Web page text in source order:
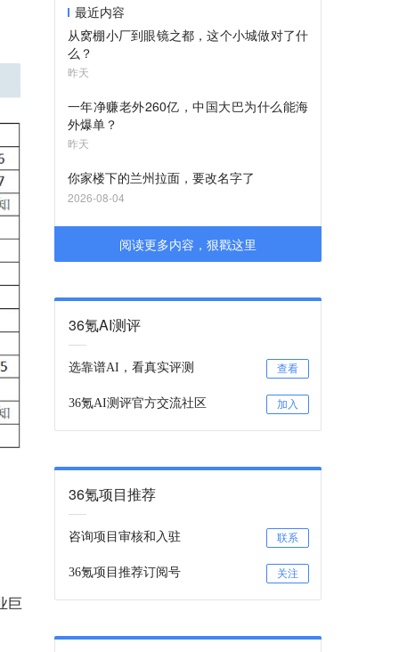
巨
最近内容
从窝棚小厂到眼镜之都，这个小城做对了什
么？
昨天
一年净赚老外260亿，中国大巴为什么能海
外爆单？
昨天
你家楼下的兰州拉面，要改名字了
2026-08-04
阅读更多内容，狠戳这里
36氪AI测评
选靠谱AI，看真实评测 查看
36氪AI测评官方交流社区 加入
36氪项目推荐
咨询项目审核和入驻 联系
36氪项目推荐订阅号 关注